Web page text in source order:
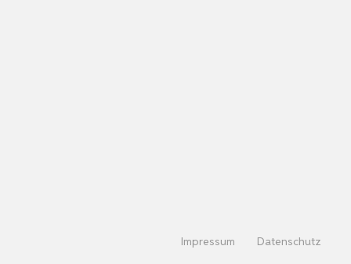
Impressum Datenschutz